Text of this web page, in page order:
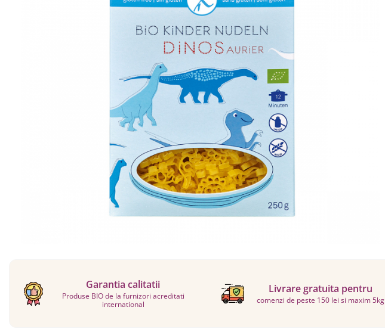
Garantia calitatii
Produse BIO de la furnizori acreditati
international
Livrare gratuita pentru
comenzi de peste 150 lei si maxim 5kg